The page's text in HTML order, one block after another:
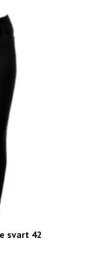
svart 42